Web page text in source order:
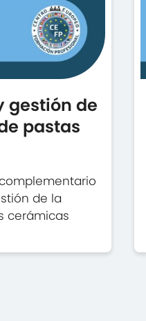
gestión de
pastas
de la
cerámicas